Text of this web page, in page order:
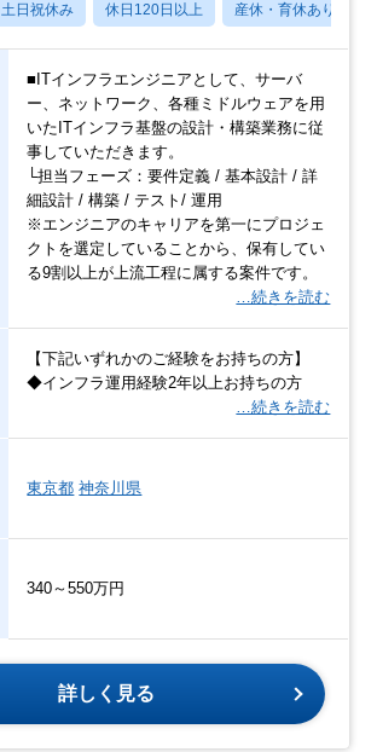
土日祝休み 休日120日以上 産休・育休あり
■ITインフラエンジニアとして、サーバ
ー、ネットワーク、各種ミドルウェアを用
いたITインフラ基盤の設計・構築業務に従
事していただきます。
└担当フェーズ：要件定義 / 基本設計 / 詳
細設計 / 構築 / テスト/ 運用
※エンジニアのキャリアを第一にプロジェ
クトを選定していることから、保有してい
る9割以上が上流工程に属する案件です。
…続きを読む
【下記いずれかのご経験をお持ちの方】
◆インフラ運用経験2年以上お持ちの方
…続きを読む
東京都 神奈川県
340～550万円
詳しく見る